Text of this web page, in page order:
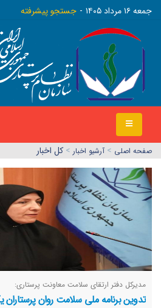
جمعه ١٦ مرداد ١٤٠٥ جستجو پیشرفته
صفحه اصلي > آرشیو اخبار > کل اخبار
مدیرکل دفتر ارتقای سلامت معاونت پرستاری:
تدوین برنامه ملی سلامت روان